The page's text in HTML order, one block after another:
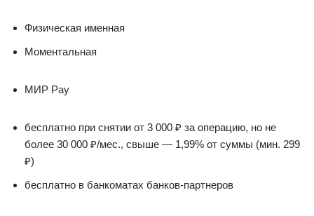
Физическая именная
Моментальная
МИР Pay
бесплатно при снятии от 3 000 ₽ за операцию, но не
более 30 000 ₽/мес., свыше — 1,99% от суммы (мин. 299
₽)
бесплатно в банкоматах банков-партнеров